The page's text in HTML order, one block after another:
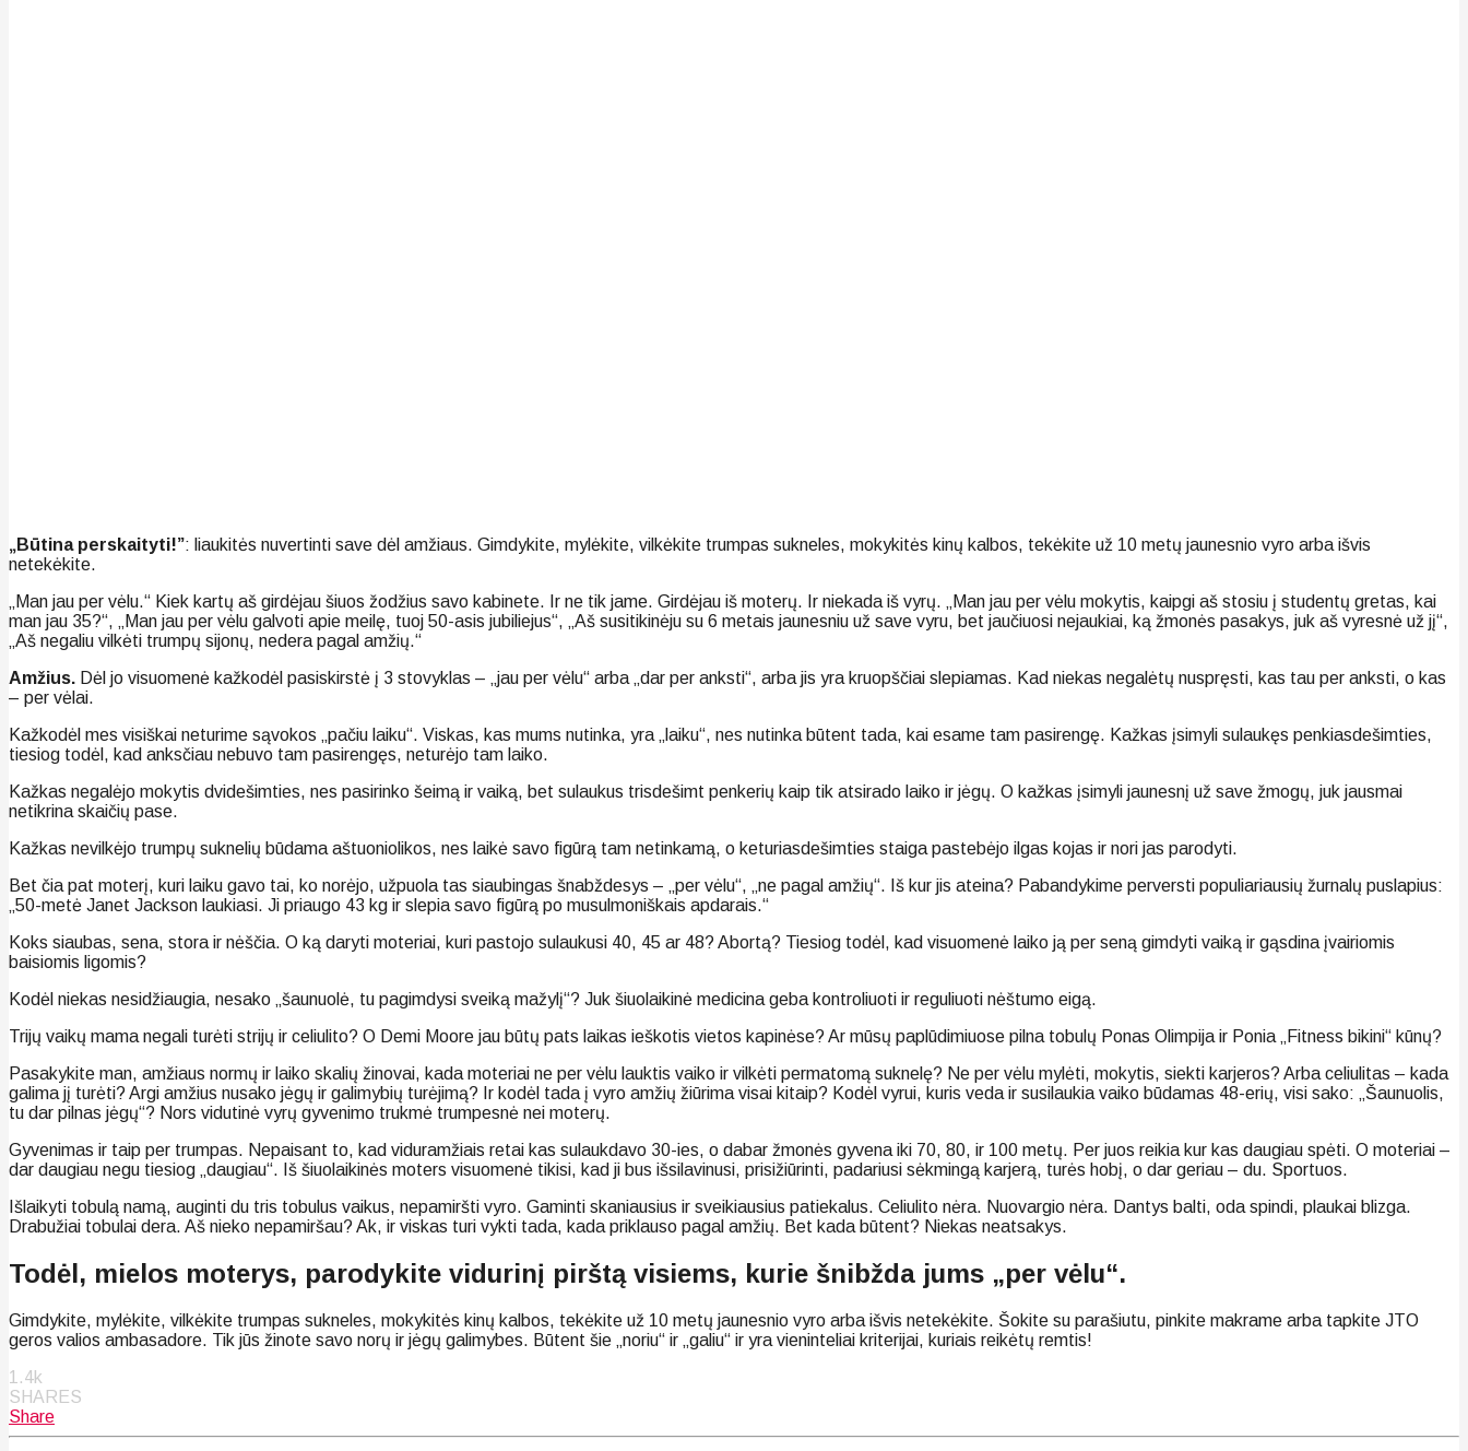
„Būtina perskaityti!”: liaukitės nuvertinti save dėl amžiaus. Gimdykite, mylėkite, vilkėkite trumpas sukneles, mokykitės kinų kalbos, tekėkite už 10 metų jaunesnio vyro arba išvis
netekėkite.
„Man jau per vėlu.“ Kiek kartų aš girdėjau šiuos žodžius savo kabinete. Ir ne tik jame. Girdėjau iš moterų. Ir niekada iš vyrų. „Man jau per vėlu mokytis, kaipgi aš stosiu į studentų gretas, kai
man jau 35?“, „Man jau per vėlu galvoti apie meilę, tuoj 50-asis jubiliejus“, „Aš susitikinėju su 6 metais jaunesniu už save vyru, bet jaučiuosi nejaukiai, ką žmonės pasakys, juk aš vyresnė už jį“,
„Aš negaliu vilkėti trumpų sijonų, nedera pagal amžių.“
Amžius. Dėl jo visuomenė kažkodėl pasiskirstė į 3 stovyklas – „jau per vėlu“ arba „dar per anksti“, arba jis yra kruopščiai slepiamas. Kad niekas negalėtų nuspręsti, kas tau per anksti, o kas
– per vėlai.
Kažkodėl mes visiškai neturime sąvokos „pačiu laiku“. Viskas, kas mums nutinka, yra „laiku“, nes nutinka būtent tada, kai esame tam pasirengę. Kažkas įsimyli sulaukęs penkiasdešimties,
tiesiog todėl, kad anksčiau nebuvo tam pasirengęs, neturėjo tam laiko.
Kažkas negalėjo mokytis dvidešimties, nes pasirinko šeimą ir vaiką, bet sulaukus trisdešimt penkerių kaip tik atsirado laiko ir jėgų. O kažkas įsimyli jaunesnį už save žmogų, juk jausmai
netikrina skaičių pase.
Kažkas nevilkėjo trumpų suknelių būdama aštuoniolikos, nes laikė savo figūrą tam netinkamą, o keturiasdešimties staiga pastebėjo ilgas kojas ir nori jas parodyti.
Bet čia pat moterį, kuri laiku gavo tai, ko norėjo, užpuola tas siaubingas šnabždesys – „per vėlu“, „ne pagal amžių“. Iš kur jis ateina? Pabandykime perversti populiariausių žurnalų puslapius:
„50-metė Janet Jackson laukiasi. Ji priaugo 43 kg ir slepia savo figūrą po musulmoniškais apdarais.“
Koks siaubas, sena, stora ir nėščia. O ką daryti moteriai, kuri pastojo sulaukusi 40, 45 ar 48? Abortą? Tiesiog todėl, kad visuomenė laiko ją per seną gimdyti vaiką ir gąsdina įvairiomis
baisiomis ligomis?
Kodėl niekas nesidžiaugia, nesako „šaunuolė, tu pagimdysi sveiką mažylį“? Juk šiuolaikinė medicina geba kontroliuoti ir reguliuoti nėštumo eigą.
Trijų vaikų mama negali turėti strijų ir celiulito? O Demi Moore jau būtų pats laikas ieškotis vietos kapinėse? Ar mūsų paplūdimiuose pilna tobulų Ponas Olimpija ir Ponia „Fitness bikini“ kūnų?
Pasakykite man, amžiaus normų ir laiko skalių žinovai, kada moteriai ne per vėlu lauktis vaiko ir vilkėti permatomą suknelę? Ne per vėlu mylėti, mokytis, siekti karjeros? Arba celiulitas – kada
galima jį turėti? Argi amžius nusako jėgų ir galimybių turėjimą? Ir kodėl tada į vyro amžių žiūrima visai kitaip? Kodėl vyrui, kuris veda ir susilaukia vaiko būdamas 48-erių, visi sako: „Šaunuolis,
tu dar pilnas jėgų“? Nors vidutinė vyrų gyvenimo trukmė trumpesnė nei moterų.
Gyvenimas ir taip per trumpas. Nepaisant to, kad viduramžiais retai kas sulaukdavo 30-ies, o dabar žmonės gyvena iki 70, 80, ir 100 metų. Per juos reikia kur kas daugiau spėti. O moteriai –
dar daugiau negu tiesiog „daugiau“. Iš šiuolaikinės moters visuomenė tikisi, kad ji bus išsilavinusi, prisižiūrinti, padariusi sėkmingą karjerą, turės hobį, o dar geriau – du. Sportuos.
Išlaikyti tobulą namą, auginti du tris tobulus vaikus, nepamiršti vyro. Gaminti skaniausius ir sveikiausius patiekalus. Celiulito nėra. Nuovargio nėra. Dantys balti, oda spindi, plaukai blizga.
Drabužiai tobulai dera. Aš nieko nepamiršau? Ak, ir viskas turi vykti tada, kada priklauso pagal amžių. Bet kada būtent? Niekas neatsakys.
Todėl, mielos moterys, parodykite vidurinį pirštą visiems, kurie šnibžda jums „per vėlu“.
Gimdykite, mylėkite, vilkėkite trumpas sukneles, mokykitės kinų kalbos, tekėkite už 10 metų jaunesnio vyro arba išvis netekėkite. Šokite su parašiutu, pinkite makrame arba tapkite JTO
geros valios ambasadore. Tik jūs žinote savo norų ir jėgų galimybes. Būtent šie „noriu“ ir „galiu“ ir yra vieninteliai kriterijai, kuriais reikėtų remtis!
1.4k
SHARES
Share